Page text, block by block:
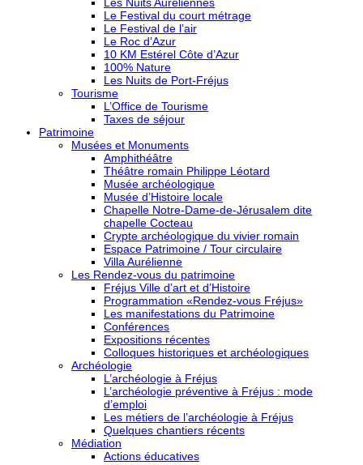
Le Festival du court métrage
Le Festival de l’air
Le Roc d’Azur
10 KM Estérel Côte d’Azur
100% Nature
Les Nuits de Port-Fréjus
Tourisme
L’Office de Tourisme
Taxes de séjour
Patrimoine
Musées et Monuments
Amphithéâtre
Théâtre romain Philippe Léotard
Musée archéologique
Musée d’Histoire locale
Chapelle Notre-Dame-de-Jérusalem dite
chapelle Cocteau
Crypte archéologique du vivier romain
Espace Patrimoine / Tour circulaire
Villa Aurélienne
Les Rendez-vous du patrimoine
Fréjus Ville d’art et d’Histoire
Programmation «Rendez-vous Fréjus»
Les manifestations du Patrimoine
Conférences
Expositions récentes
Colloques historiques et archéologiques
Archéologie
L’archéologie à Fréjus
L’archéologie préventive à Fréjus : mode
d’emploi
Les métiers de l’archéologie à Fréjus
Quelques chantiers récents
Médiation
Actions éducatives